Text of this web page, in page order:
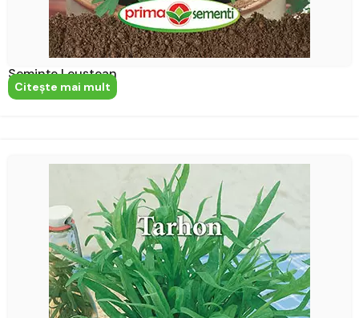
Semințe Leuștean
Citeşte mai mult